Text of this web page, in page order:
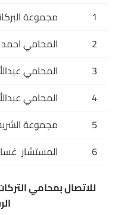
1
مجموعة
2
المحامي
3
المحامي
4
المحامي
5
مجموعة
6
المستشار
للاتصال بمحامي